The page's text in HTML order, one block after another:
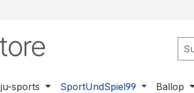
ju-sports SportUndSpiel99 Ballop